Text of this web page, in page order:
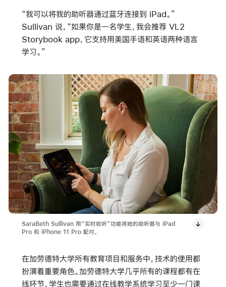
“我可以将我的助听器通过蓝牙连接到 iPad。”
Sullivan 说，“如果你是一名学生，我会推荐 VL2
Storybook app，它支持用美国手语和英语两种语言
学习。”
SaraBeth Sullivan 用“实时收听”功能将她的助听器与 iPad
Pro 和 iPhone 11 Pro 配对。
在加劳德特大学所有教育项目和服务中，技术的使用都
扮演着重要角色。加劳德特大学几乎所有的课程都有在
线环节，学生也需要通过在线教学系统学习至少一门课